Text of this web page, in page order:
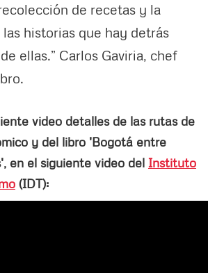
de recetas y la
historias que hay detrás
ellas.” Carlos Gaviria, chef
video detalles de las rutas de
y del libro 'Bogotá entre
en el siguiente video del Instituto
(IDT):